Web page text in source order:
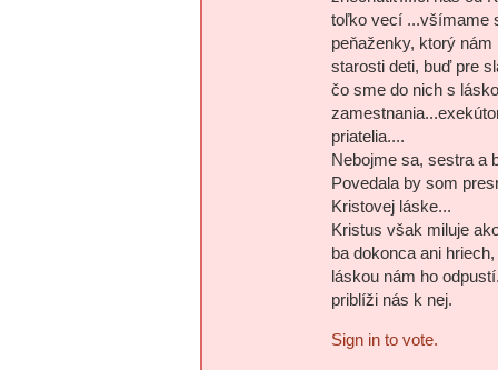
toľko vecí ...všímame
peňaženky, ktorý
starosti deti, buď pre
čo sme do nich s
priatelia....
Nebojme sa, sestra a
Povedala by som
Kristovej láske...
Kristus však miluje
ba dokonca ani
láskou nám ho
priblíži nás k nej.
Sign in to vote.